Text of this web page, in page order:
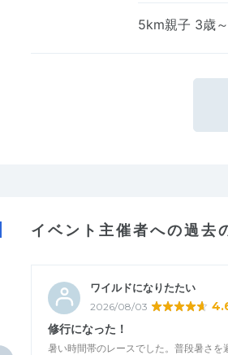
5km親子 3歳
イベント主催者への過去
ワイルドになりたたい
2026/08/03
修行になった！
暑い時間帯のレースでした。普段暑さを